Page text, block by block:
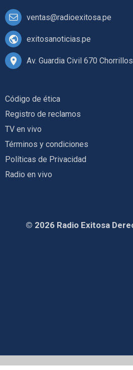
ventas@radioexitosa.pe
exitosanoticias.pe
Av. Guardia Civil 670 Chorrillos
Código de ética
Registro de reclamos
TV en vivo
Términos y condiciones
Políticas de Privacidad
Radio en vivo
© 2026 Radio Exitosa